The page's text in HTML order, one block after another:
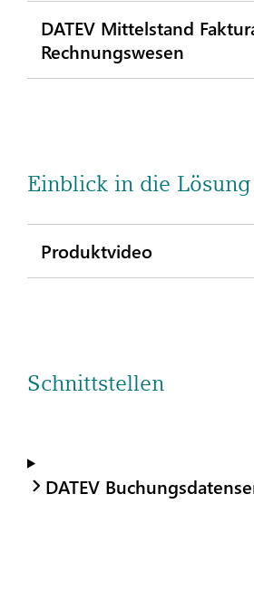
DATEV Mittelstand
Rechnungswesen
Einblick in die Lösung
Produktvideo
Schnittstellen
DATEV